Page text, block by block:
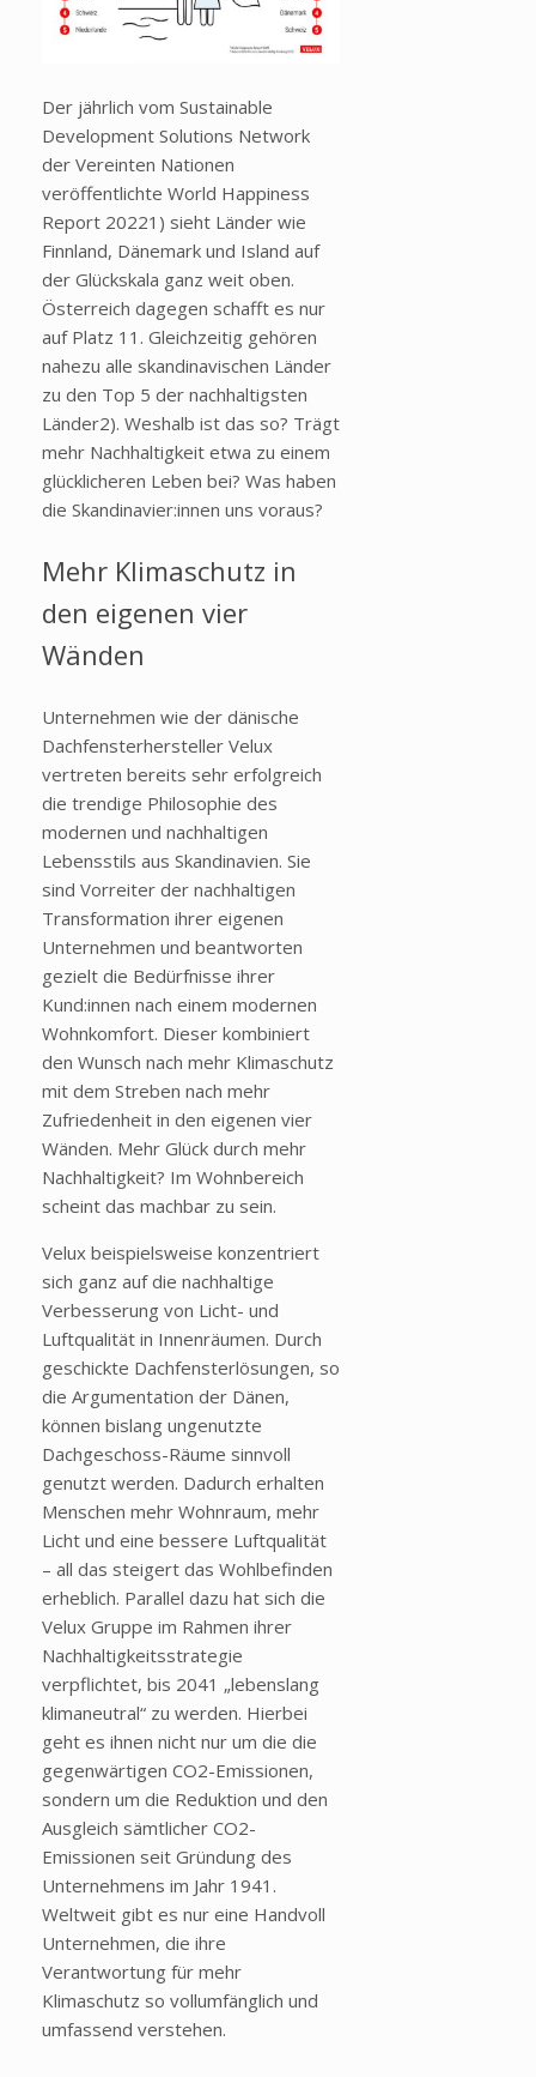
Der jährlich vom Sustainable
Development Solutions Network
der Vereinten Nationen
veröffentlichte World Happiness
Report 20221) sieht Länder wie
Finnland, Dänemark und Island auf
der Glückskala ganz weit oben.
Österreich dagegen schafft es nur
auf Platz 11. Gleichzeitig gehören
nahezu alle skandinavischen Länder
zu den Top 5 der nachhaltigsten
Länder2). Weshalb ist das so? Trägt
mehr Nachhaltigkeit etwa zu einem
glücklicheren Leben bei? Was haben
die Skandinavier:innen uns voraus?
Mehr Klimaschutz in
den eigenen vier
Wänden
Unternehmen wie der dänische
Dachfensterhersteller Velux
vertreten bereits sehr erfolgreich
die trendige Philosophie des
modernen und nachhaltigen
Lebensstils aus Skandinavien. Sie
sind Vorreiter der nachhaltigen
Transformation ihrer eigenen
Unternehmen und beantworten
gezielt die Bedürfnisse ihrer
Kund:innen nach einem modernen
Wohnkomfort. Dieser kombiniert
den Wunsch nach mehr Klimaschutz
mit dem Streben nach mehr
Zufriedenheit in den eigenen vier
Wänden. Mehr Glück durch mehr
Nachhaltigkeit? Im Wohnbereich
scheint das machbar zu sein.
Velux beispielsweise konzentriert
sich ganz auf die nachhaltige
Verbesserung von Licht- und
Luftqualität in Innenräumen. Durch
geschickte Dachfensterlösungen, so
die Argumentation der Dänen,
können bislang ungenutzte
Dachgeschoss-Räume sinnvoll
genutzt werden. Dadurch erhalten
Menschen mehr Wohnraum, mehr
Licht und eine bessere Luftqualität
– all das steigert das Wohlbefinden
erheblich. Parallel dazu hat sich die
Velux Gruppe im Rahmen ihrer
Nachhaltigkeitsstrategie
verpflichtet, bis 2041 „lebenslang
klimaneutral“ zu werden. Hierbei
geht es ihnen nicht nur um die die
gegenwärtigen CO2-Emissionen,
sondern um die Reduktion und den
Ausgleich sämtlicher CO2-
Emissionen seit Gründung des
Unternehmens im Jahr 1941.
Weltweit gibt es nur eine Handvoll
Unternehmen, die ihre
Verantwortung für mehr
Klimaschutz so vollumfänglich und
umfassend verstehen.